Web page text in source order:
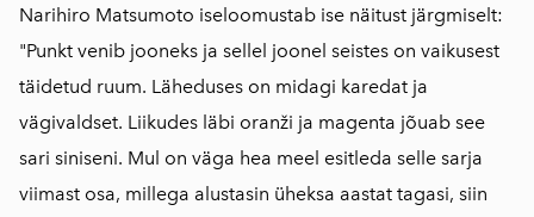
Narihiro Matsumoto iseloomustab ise näitust järgmiselt:
"Punkt venib jooneks ja sellel joonel seistes on vaikusest
täidetud ruum. Läheduses on midagi karedat ja
vägivaldset. Liikudes läbi oranži ja magenta jõuab see
sari siniseni. Mul on väga hea meel esitleda selle sarja
viimast osa, millega alustasin üheksa aastat tagasi, siin